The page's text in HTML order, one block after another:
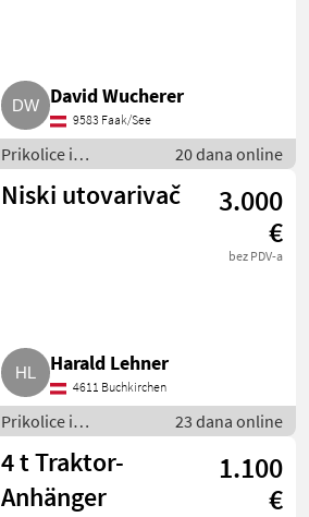
David Wucherer
9583 Faak/See
Prikolice i
transportna vozila /
Niski utovarivači
20 dana online
Niski utovarivač
3.000
€
bez PDV-a
Harald Lehner
4611 Buchkirchen
Prikolice i
transportna vozila /
Niski utovarivači
23 dana online
4 t Traktor-
Anhänger
1.100
€